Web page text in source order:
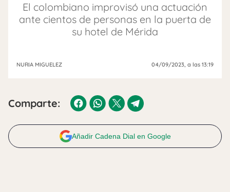
El colombiano improvisó una actuación
ante cientos de personas en la puerta de
su hotel de Mérida
NURIA MIGUELEZ 04/09/2023, a las 13:19
Comparte:
Añadir Cadena Dial en Google